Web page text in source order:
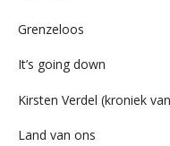
Grenzeloos
It’s going down
Kirsten Verdel (kroniek
Land van ons